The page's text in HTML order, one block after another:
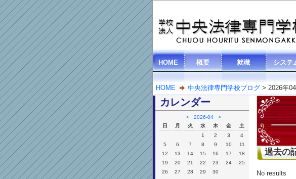
HOME 概要 就職 システ
HOME 中央法律専門学校ブログ > 2026年
過去の
No results
カレンダー
< 2026-04
>
日
月 火 水 木 金
土
1
2 3
4
5
6 7 8 9 10
11
12
13 14 15 16 17
18
19
20 21 22 23 24
25
26
27 28 29 30